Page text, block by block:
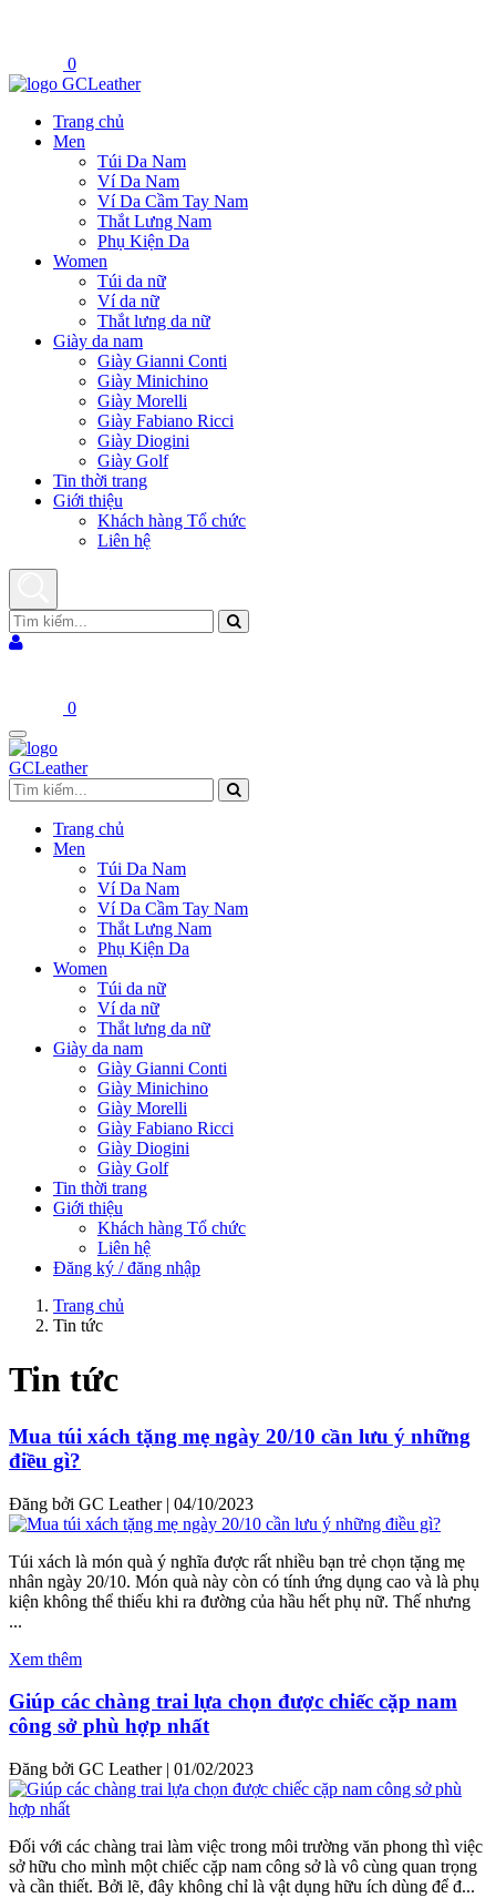
0
Trang chủ
Men
Túi Da Nam
Ví Da Nam
Ví Da Cầm Tay Nam
Thắt Lưng Nam
Phụ Kiện Da
Women
Túi da nữ
Ví da nữ
Thắt lưng da nữ
Giày da nam
Giày Gianni Conti
Giày Minichino
Giày Morelli
Giày Fabiano Ricci
Giày Diogini
Giày Golf
Tin thời trang
Giới thiệu
Khách hàng Tổ chức
Liên hệ
0
Trang chủ
Men
Túi Da Nam
Ví Da Nam
Ví Da Cầm Tay Nam
Thắt Lưng Nam
Phụ Kiện Da
Women
Túi da nữ
Ví da nữ
Thắt lưng da nữ
Giày da nam
Giày Gianni Conti
Giày Minichino
Giày Morelli
Giày Fabiano Ricci
Giày Diogini
Giày Golf
Tin thời trang
Giới thiệu
Khách hàng Tổ chức
Liên hệ
Đăng ký / đăng nhập
Trang chủ
Tin tức
Tin tức
Mua túi xách tặng mẹ ngày 20/10 cần lưu ý những
điều gì?
Đăng bởi GC Leather | 04/10/2023
Túi xách là món quà ý nghĩa được rất nhiều bạn trẻ chọn tặng mẹ
nhân ngày 20/10. Món quà này còn có tính ứng dụng cao và là phụ
kiện không thể thiếu khi ra đường của hầu hết phụ nữ. Thế nhưng
...
Xem thêm
Giúp các chàng trai lựa chọn được chiếc cặp nam
công sở phù hợp nhất
Đăng bởi GC Leather | 01/02/2023
Đối với các chàng trai làm việc trong môi trường văn phong thì việc
sở hữu cho mình một chiếc cặp nam công sở là vô cùng quan trọng
và cần thiết. Bởi lẽ, đây không chỉ là vật dụng hữu ích dùng để đ...